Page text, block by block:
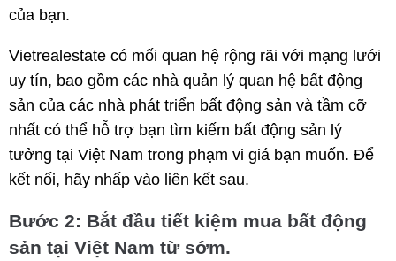
của bạn.
Vietrealestate có mối quan hệ rộng rãi với mạng lưới
uy tín, bao gồm các nhà quản lý quan hệ bất động
sản của các nhà phát triển bất động sản và tầm cỡ
nhất có thể hỗ trợ bạn tìm kiếm bất động sản lý
tưởng tại Việt Nam trong phạm vi giá bạn muốn. Để
kết nối, hãy nhấp vào liên kết sau.
Bước 2: Bắt đầu tiết kiệm mua bất động
sản tại Việt Nam từ sớm.